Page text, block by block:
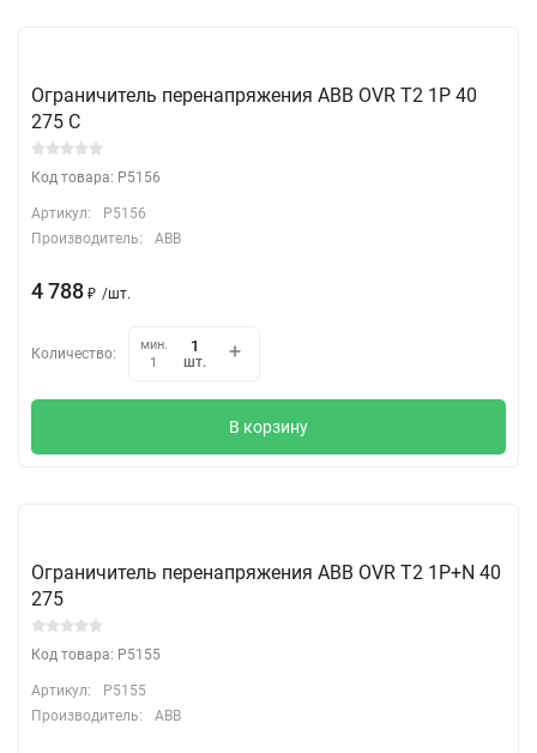
Ограничитель перенапряжения ABB OVR T2 1P 40
275 C
Код товара: P5156
Артикул:
P5156
Производитель:
ABB
4 788 ₽ /шт.
Количество:
мин.
1
шт.
В корзину
Ограничитель перенапряжения ABB OVR T2 1P+N 40
275
Код товара: P5155
Артикул:
P5155
Производитель:
ABB